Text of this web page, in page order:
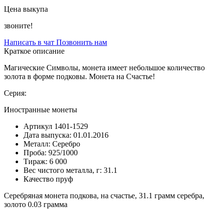
Цена выкупа
звоните!
Написать в чат Позвонить нам
Краткое описание
Магические Символы, монета имеет небольшое количество
золота в форме подковы. Монета на Счастье!
Серия:
Иностранные монеты
Артикул 1401-1529
Дата выпуска: 01.01.2016
Металл: Серебро
Проба: 925/1000
Тираж: 6 000
Вес чистого металла, г: 31.1
Качество пруф
Серебряная монета подкова, на счастье, 31.1 грамм серебра,
золото 0.03 грамма